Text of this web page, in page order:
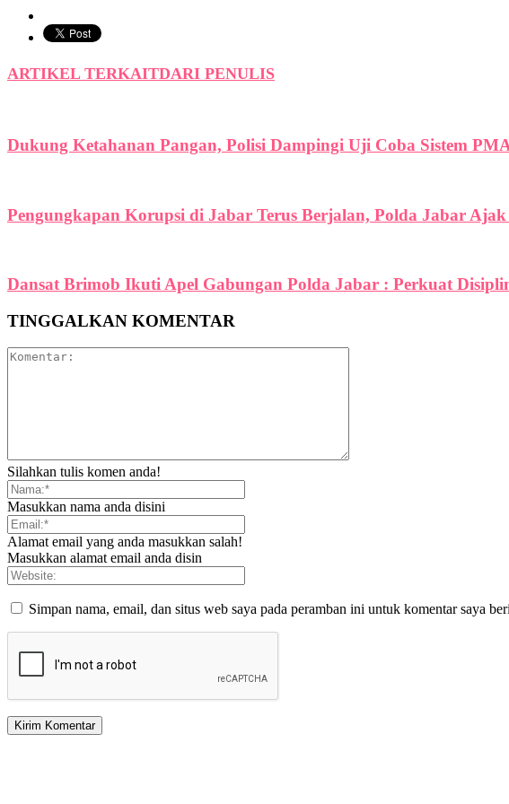
ARTIKEL TERKAITDARI PENULIS
Dukung Ketahanan Pangan, Polisi Dampingi Uji Coba Sistem
Pengungkapan Korupsi di Jabar Terus Berjalan, Polda Jabar
Dansat Brimob Ikuti Apel Gabungan Polda Jabar : Perkuat
TINGGALKAN KOMENTAR
Silahkan tulis komen anda!
Masukkan nama anda disini
Alamat email yang anda masukkan salah!
Masukkan alamat email anda disin
Simpan nama, email, dan situs web saya pada peramban ini untuk komentar saya